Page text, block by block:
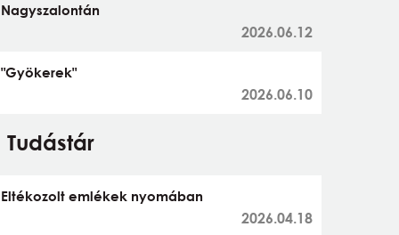
Nagyszalontán
2026.06.12
"Gyökerek"
2026.06.10
Tudástár
Eltékozolt emlékek nyomában
2026.04.18